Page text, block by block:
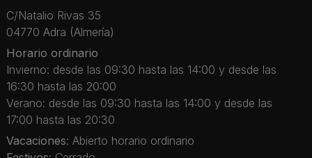
C/Natalio Rivas 35
04770 Adra (Almería)
Horario ordinario
Invierno: desde las 09:30 hasta las 14:00 y desde las
16:30 hasta las 20:00
Verano: desde las 09:30 hasta las 14:00 y desde las
17:00 hasta las 20:30
Vacaciones: Abierto horario ordinario